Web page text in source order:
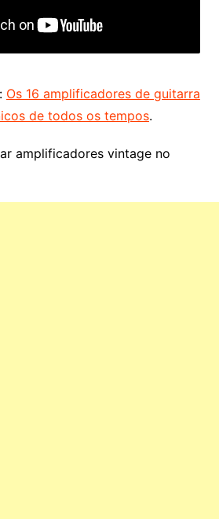
Os 16 amplificadores de guitarra
de todos os tempos.
amplificadores vintage no